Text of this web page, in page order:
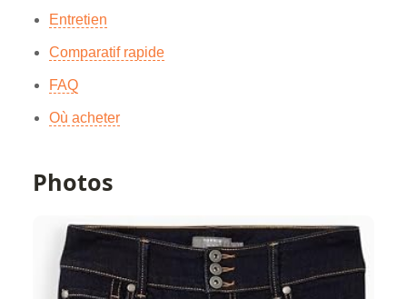
Entretien
Comparatif rapide
FAQ
Où acheter
Photos